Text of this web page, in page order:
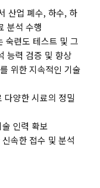
산업 폐수, 하수, 하
분석 수행
숙련도 테스트 및 그
능력 검증 및 향상
위한 지속적인 기술
다양한 시료의 정밀
인력 확보
속한 접수 및 분석